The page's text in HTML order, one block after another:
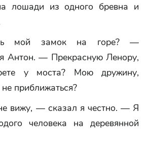
лошади из одного бревна и
мой замок на горе? —
Антон. — Прекрасную Ленору,
у моста? Мою дружину,
приближаться?
вижу, — сказал я честно. — Я
человека на деревянной